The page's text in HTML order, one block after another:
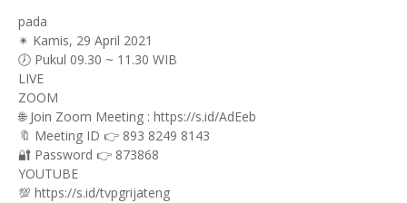
pada
✴ Kamis, 29 April 2021
🕖 Pukul 09.30 ~ 11.30 WIB
LIVE
ZOOM
🌐 Join Zoom Meeting : https://s.id/AdEeb
🔖 Meeting ID 👉 893 8249 8143
🔐 Password 👉 873868
YOUTUBE
💯 https://s.id/tvpgrijateng